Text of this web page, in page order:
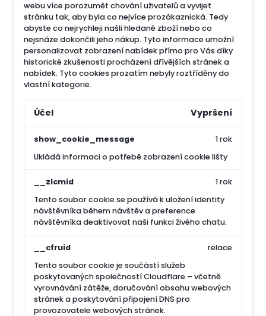
webu více porozumět chování uživatelů a vyvijet
stránku tak, aby byla co nejvíce prozákaznická. Tedy
abyste co nejrychleji našli hledané zboží nebo co
nejsnáze dokončili jeho nákup. Tyto informace umožní
personalizovat zobrazení nabídek přímo pro Vás díky
historické zkušenosti procházení dřívějších stránek a
nabídek. Tyto cookies prozatím nebyly roztříděny do
vlastní kategorie.
Účel Vypršení
show_cookie_message
Ukládá informaci o potřebě zobrazení cookie lišty
1 rok
__zlcmid
Tento soubor cookie se používá k uložení identity
návštěvníka během návštěv a preference
návštěvníka deaktivovat naši funkci živého chatu.
1 rok
__cfruid
Tento soubor cookie je součástí služeb
poskytovaných společností Cloudflare – včetně
vyrovnávání zátěže, doručování obsahu webových
stránek a poskytování připojení DNS pro
provozovatele webových stránek.
relace